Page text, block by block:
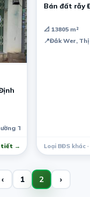
Trường Thạnh, Quận 9,
tiết →
Bán đất rẫy
📐 13805 m²
📍Đắk Wer,
Loại BĐS khác
‹ 1 2 ›